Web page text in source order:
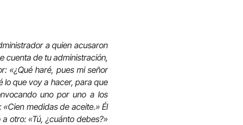
a quien acusaron
cuenta de tu administración,
«¿Qué haré, pues mi señor
lo que voy a hacer, para que
uno por uno a los
medidas de aceite.» Él
otro: «Tú, ¿cuánto debes?»